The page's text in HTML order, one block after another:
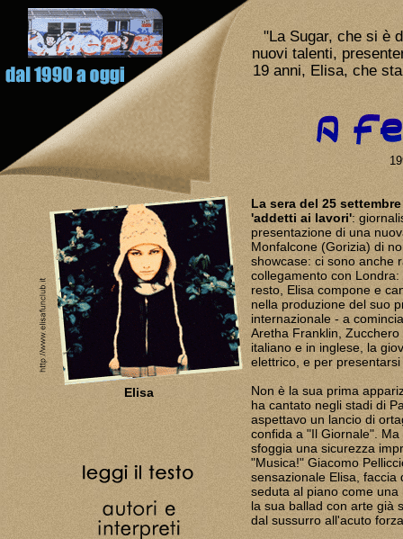
"La Sugar, che si è
nuovi talenti,
19 anni, Elisa, che
Elisa
La sera del 25
'addetti ai lavori':
presentazione di una
Monfalcone (Gorizia) di
showcase: ci sono anche
collegamento con
resto, Elisa compone e
nella produzione del suo
internazionale - a
Aretha Franklin,
italiano e in inglese, la
elettrico, e per
Non è la sua prima
ha cantato negli stadi di
aspettavo un lancio di
confida a "Il Giornale".
sfoggia una sicurezza
"Musica!" Giacomo
sensazionale Elisa,
seduta al piano come
la sua ballad con arte già
dal sussurro all'acuto